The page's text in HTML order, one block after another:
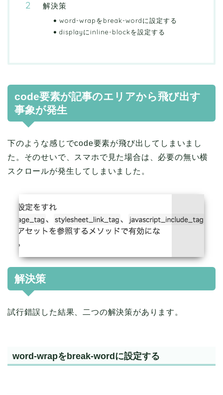
解決策
word-wrapをbreak-wordに設定する
displayにinline-blockを設定する
code要素が記事のエリアから飛び出す
事象が発生
下のような感じでcode要素が飛び出してしまいまし
た。そのせいで、スマホで見た場合は、必要の無い横
スクロールが発生してしまいました。
解決策
試行錯誤した結果、二つの解決策があります。
word-wrapをbreak-wordに設定する